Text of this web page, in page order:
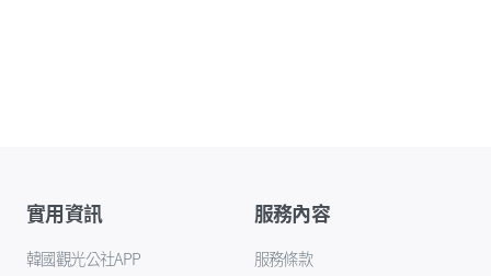
實用資訊
韓國觀光公社APP
服務內容
服務條款